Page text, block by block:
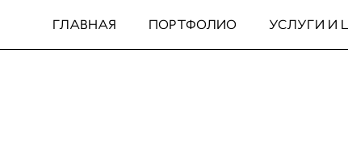
ГЛАВНАЯ ПОРТФОЛИО УСЛУГИ И